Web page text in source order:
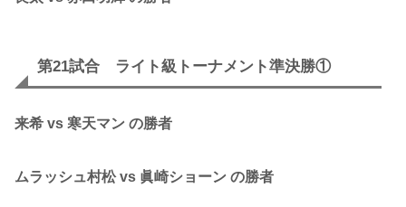
第21試合 ライト級トーナメント準決勝①
来希 vs 寒天マン の勝者
ムラッシュ村松 vs 眞崎ショーン の勝者